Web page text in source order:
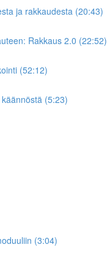
ja rakkaudesta (20:43)
Rakkaus 2.0 (22:52)
(52:12)
(5:23)
(3:04)